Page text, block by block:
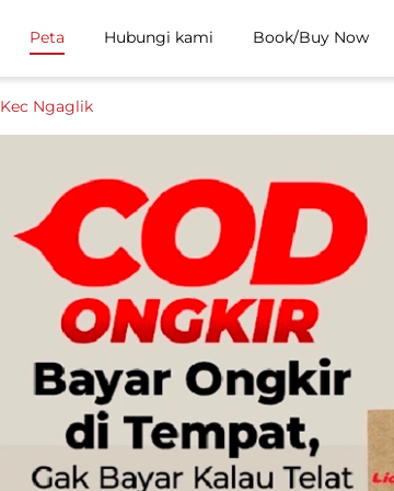
Peta Hubungi kami Book/Buy Now
Kec Ngaglik